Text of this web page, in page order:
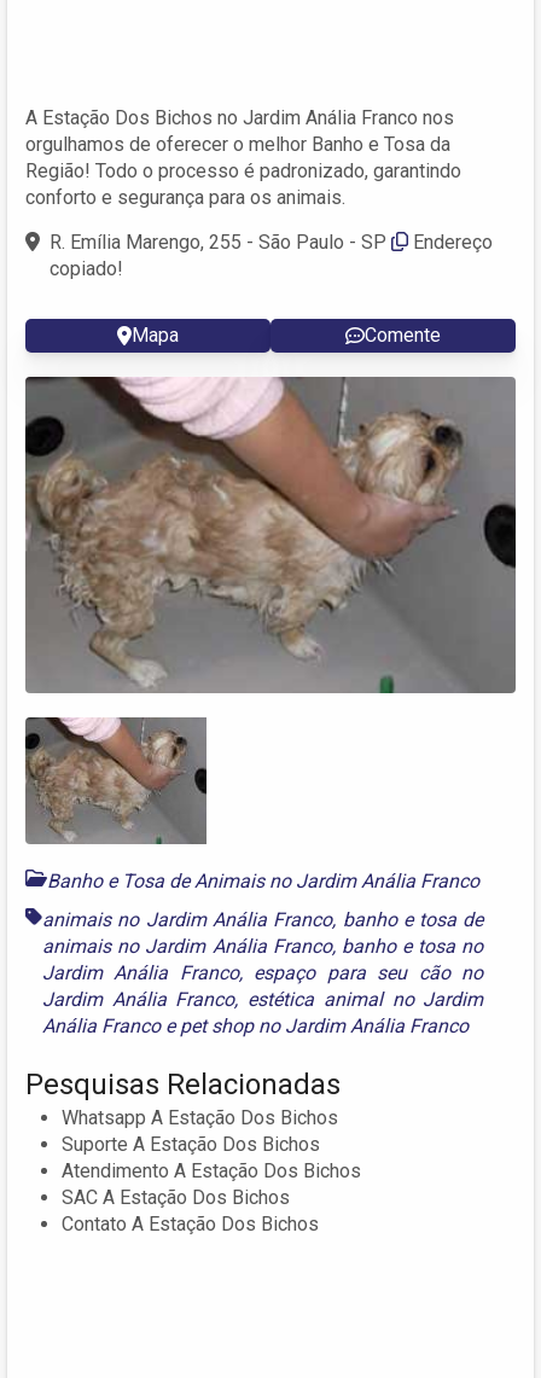
A Estação Dos Bichos no Jardim Anália Franco nos
orgulhamos de oferecer o melhor Banho e Tosa da
Região! Todo o processo é padronizado, garantindo
conforto e segurança para os animais.
R. Emília Marengo, 255 - São Paulo - SP
Endereço
copiado!
Mapa Comente
Banho e Tosa de Animais no Jardim Anália Franco
animais no Jardim Anália Franco, banho e tosa de
animais no Jardim Anália Franco, banho e tosa no
Jardim Anália Franco, espaço para seu cão no
Jardim Anália Franco, estética animal no Jardim
Anália Francoepet shop no Jardim Anália Franco
Pesquisas Relacionadas
Whatsapp A Estação Dos Bichos
Suporte A Estação Dos Bichos
Atendimento A Estação Dos Bichos
SAC A Estação Dos Bichos
Contato A Estação Dos Bichos